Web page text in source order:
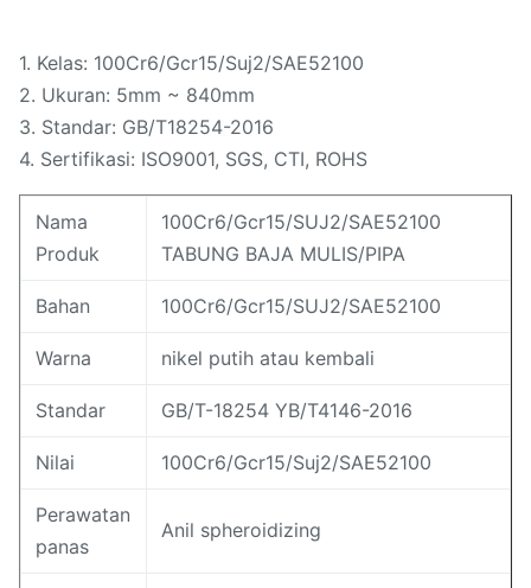
1. Kelas: 100Cr6/Gcr15/Suj2/SAE52100
2. Ukuran: 5mm ~ 840mm
3. Standar: GB/T18254-2016
4. Sertifikasi: ISO9001, SGS, CTI, ROHS
Nama
Produk
100Cr6/Gcr15/SUJ2/SAE52100
TABUNG BAJA MULIS/PIPA
Bahan 100Cr6/Gcr15/SUJ2/SAE52100
Warna nikel putih atau kembali
Standar GB/T-18254 YB/T4146-2016
Nilai 100Cr6/Gcr15/Suj2/SAE52100
Perawatan
panas
Anil spheroidizing